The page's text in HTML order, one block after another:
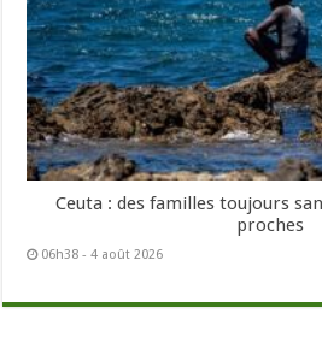
Ceuta : des familles toujours
proches
06h38 - 4 août 2026